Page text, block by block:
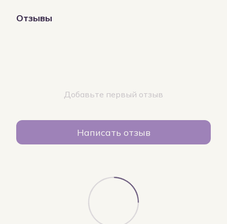
Отзывы
Добавьте первый отзыв
Написать отзыв